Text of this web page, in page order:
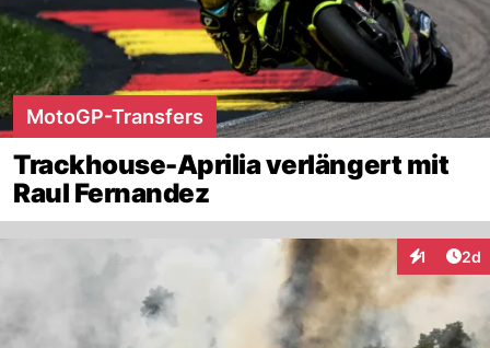
MotoGP-Transfers
Trackhouse-Aprilia verlängert mit
Raul Fernandez
1 2d